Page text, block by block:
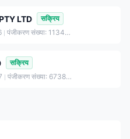
LTD
सक्रिय
पंजीकरण संख्या: 113403268
सक्रिय
पंजीकरण संख्या: 673840376